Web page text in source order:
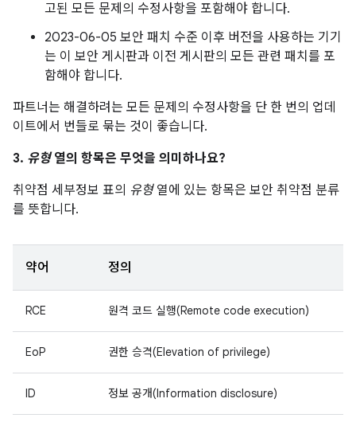
고된 모든 문제의 수정사항을 포함해야 합니다.
2023-06-05 보안 패치 수준 이후 버전을 사용하는 기기
는 이 보안 게시판과 이전 게시판의 모든 관련 패치를 포
함해야 합니다.
파트너는 해결하려는 모든 문제의 수정사항을 단 한 번의 업데
이트에서 번들로 묶는 것이 좋습니다.
3. 유형열의 항목은 무엇을 의미하나요?
취약점 세부정보 표의 유형열에 있는 항목은 보안 취약점 분류
를 뜻합니다.
약어 정의
RCE 원격 코드 실행(Remote code execution)
EoP 권한 승격(Elevation of privilege)
ID 정보 공개(Information disclosure)